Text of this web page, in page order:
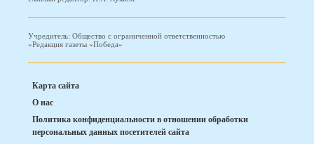
Учредитель: Общество с ограниченной ответственностью
«Редакция газеты «Победа»
Карта сайта
О нас
Политика конфиденциальности в отношении обработки
персональных данных посетителей сайта